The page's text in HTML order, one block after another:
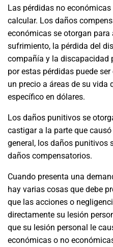
Las pérdidas no
calcular. Los daños
económicas se otorgan para
sufrimiento, la pérdida del
compañía y la discapacidad
por estas pérdidas puede
un precio a áreas de su vida
específico en dólares.
Los daños punitivos se
castigar a la parte que
general, los daños punitivos
daños compensatorios.
Cuando presenta una
hay varias cosas que debe
que las acciones o
directamente su lesión
que su lesión personal le
económicas o no